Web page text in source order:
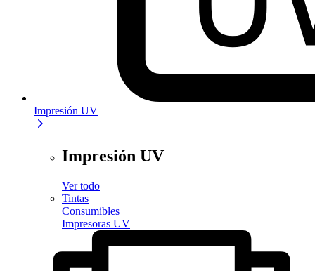
Impresión UV
Impresión UV
Ver todo
Tintas
Consumibles
Impresoras UV